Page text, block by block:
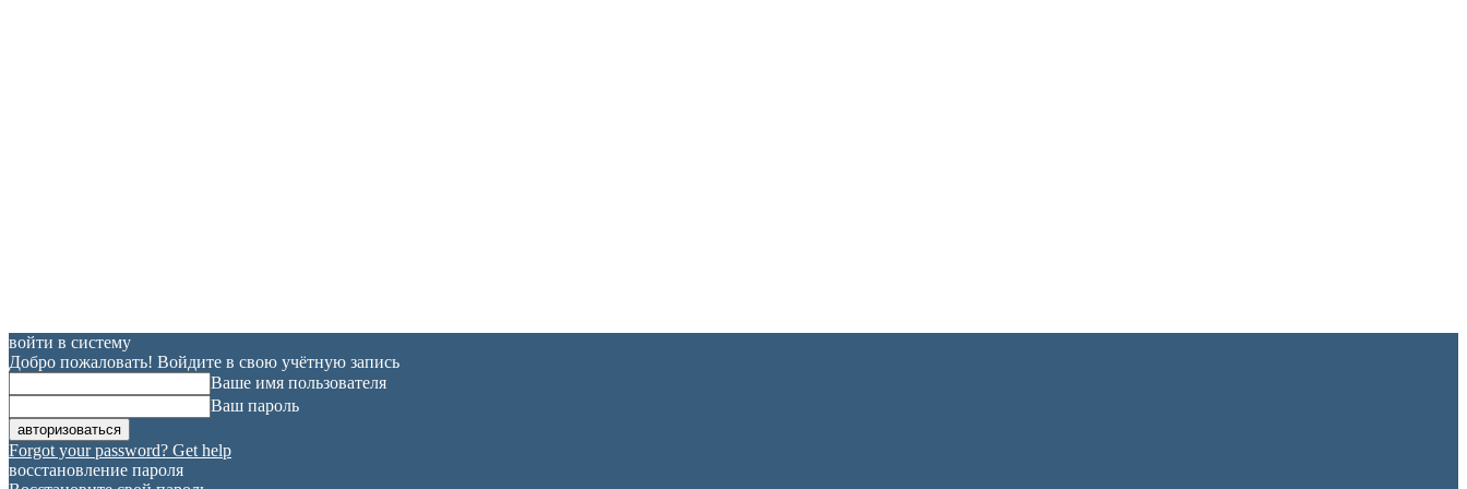
войти в систему
Добро пожаловать! Войдите в свою учётную запись
Ваше имя пользователя
Ваш пароль
Forgot your password? Get help
восстановление пароля